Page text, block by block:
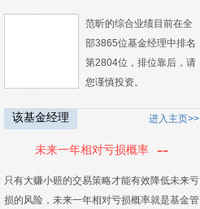
范昕的综合业绩目前在全
部3865位基金经理中排名
第2804位，排位靠后，请
您谨慎投资。
该基金经理 进入主页>>
未来一年相对亏损概率 --
只有大赚小赔的交易策略才能有效降低未来亏
损的风险，未来一年相对亏损概率就是基金管